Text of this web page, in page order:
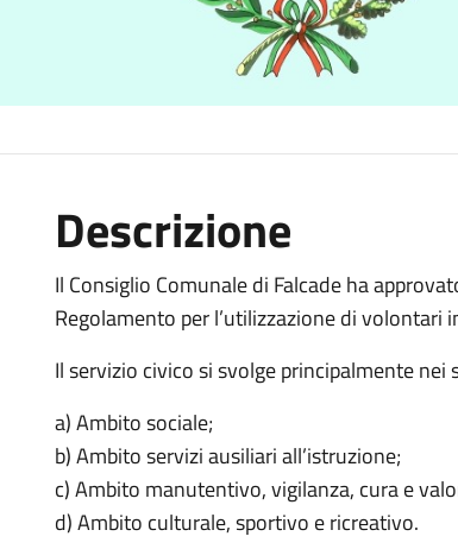
Descrizione
Il Consiglio Comunale di Falcade ha
Regolamento per l’utilizzazione di volontari
Il servizio civico si svolge principalmente
a) Ambito sociale;
b) Ambito servizi ausiliari all’istruzione;
c) Ambito manutentivo, vigilanza, cura e
d) Ambito culturale, sportivo e ricreativo.